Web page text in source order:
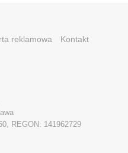
reklamowa Kontakt
REGON: 141962729